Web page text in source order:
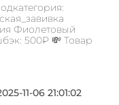
Фиолетовый
500₽ 💸 Товар
11-06 21:01:02